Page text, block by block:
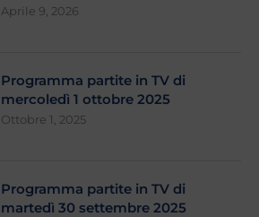
Aprile 9, 2026
Programma partite in TV di
mercoledì 1 ottobre 2025
Ottobre 1, 2025
Programma partite in TV di
martedì 30 settembre 2025